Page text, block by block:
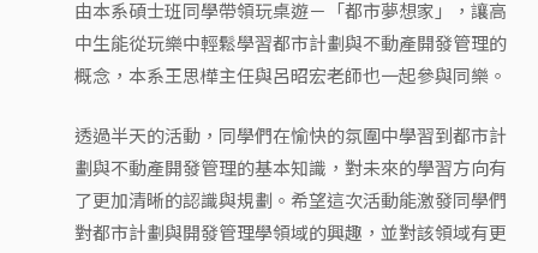
由本系碩士班同學帶領玩桌遊－「都市夢想家」，讓高
中生能從玩樂中輕鬆學習都市計劃與不動產開發管理的
概念，本系王思樺主任與呂昭宏老師也一起參與同樂。
透過半天的活動，同學們在愉快的氛圍中學習到都市計
劃與不動產開發管理的基本知識，對未來的學習方向有
了更加清晰的認識與規劃。希望這次活動能激發同學們
對都市計劃與開發管理學領域的興趣，並對該領域有更